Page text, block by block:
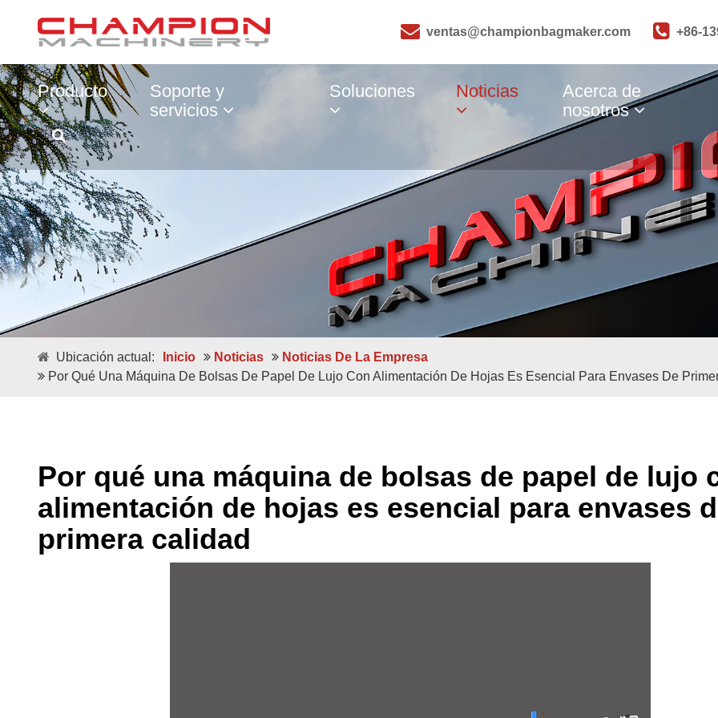
ventas@championbagmaker.com +86-
Producto
Fondo Cuadrado
Japonés
Bolsas De Papel Para Compras
Soporte y
servicios
Soluciones Noticias
Acerca de
nosotros
Ubicación actual: Inicio Noticias
Noticias De La Empresa
Por Qué Una Máquina De Bolsas De Papel De Lujo Con Alimentación De Hojas Es Esencial Para Envases De
Por qué una máquina de bolsas de papel de lujo
alimentación de hojas es esencial para envases
primera calidad